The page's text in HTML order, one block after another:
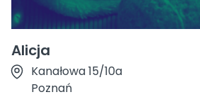
Alicja
Kanałowa 15/10a
Poznań